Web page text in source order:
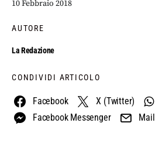
10 Febbraio 2018
AUTORE
La Redazione
CONDIVIDI ARTICOLO
Facebook X (Twitter)
Facebook Messenger
Mail